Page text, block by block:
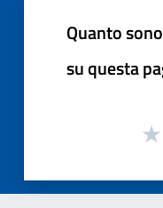
Quanto
su questa